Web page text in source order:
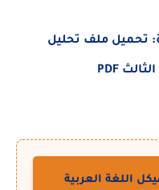
تحميل ملف تحليل
اللغة العربية